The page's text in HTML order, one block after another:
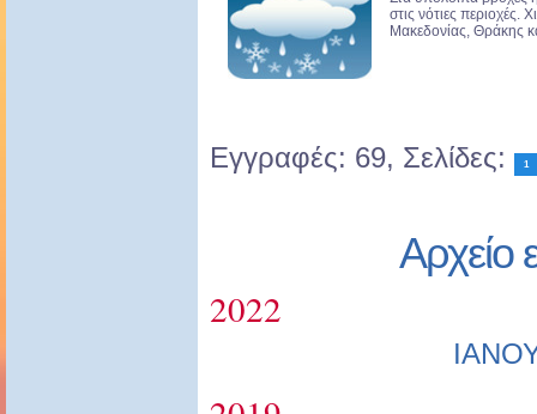
στις νότιες περιοχές.
Μακεδονίας, Θράκης
Εγγραφές: 69, Σελίδες: 1
Αρχείο
2022